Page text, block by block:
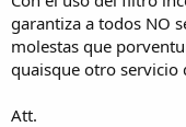
(Todos los TX tienen un
posición), nunca falla.
Sal U2
garantiza a todos NO
molestas que
quaisque otro servicio
Att.